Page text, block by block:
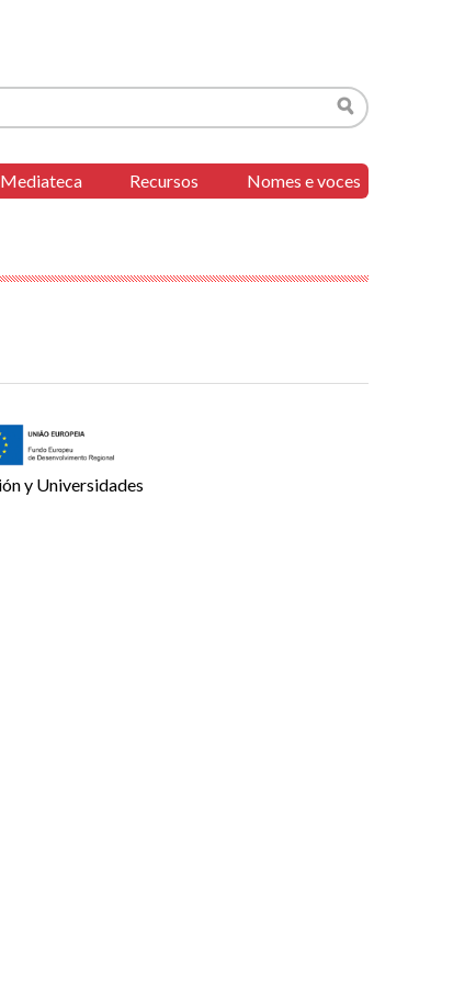
Buscar
Mediateca Recursos Nomes e voces